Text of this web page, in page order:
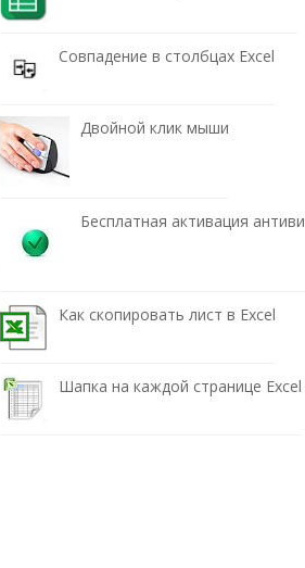
Совпадение в столбцах Excel
Двойной клик мыши
Бесплатная активация
Как скопировать лист в Excel
Шапка на каждой странице Excel